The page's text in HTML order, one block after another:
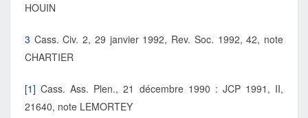
HOUIN
3 Cass. Civ. 2, 29 janvier 1992, Rev. Soc. 1992, 42, note
CHARTIER
[1] Cass. Ass. Plen., 21 décembre 1990 : JCP 1991, II,
21640, note LEMORTEY